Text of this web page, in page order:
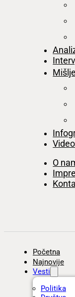
Video
O
Početna
Najnovije
Vesti
Politika